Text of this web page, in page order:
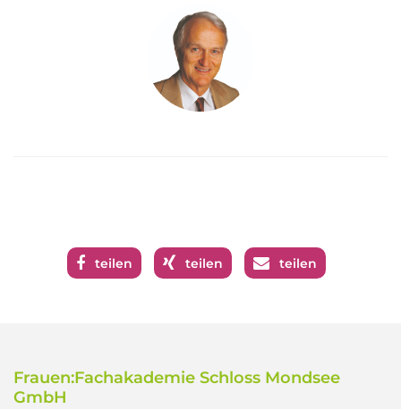
teilen teilen teilen
Frauen:Fachakademie Schloss Mondsee
GmbH